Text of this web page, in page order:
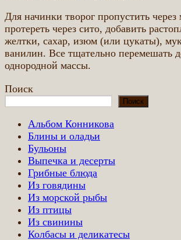
Для начинки творог пропустить через
протереть через сито, добавить
желтки, сахар, изюм (или цукаты),
ванилин. Все тщательно перемешать
однородной массы.
Поиск
Поиск
Альбом Конникова
Блины и оладьи
Бульоны
Выпечка и десерты
Грибные блюда
Из говядины
Из морской рыбы
Из птицы
Из свинины
Колбасы и деликатесы